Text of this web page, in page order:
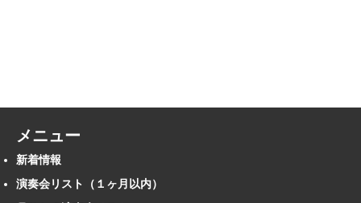
メニュー
新着情報
演奏会リスト（１ヶ月以内）